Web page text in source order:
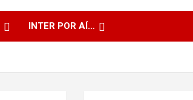
INTER POR AÍ…